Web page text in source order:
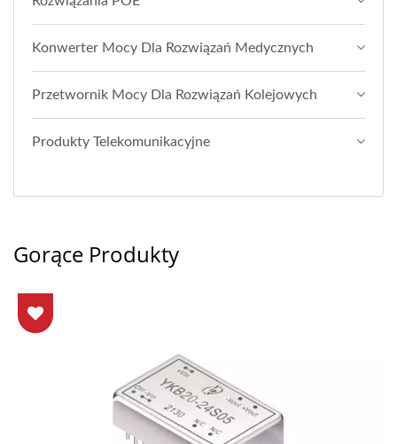
Konwerter Mocy Dla Rozwiązań Medycznych
Przetwornik Mocy Dla Rozwiązań Kolejowych
Produkty Telekomunikacyjne
Gorące Produkty